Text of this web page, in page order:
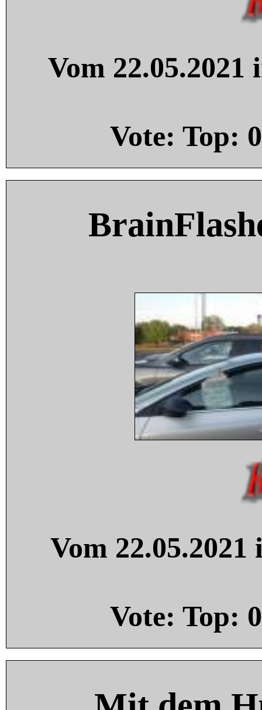
Vom
Vote: Top: 0
Vom
Vote: Top: 0